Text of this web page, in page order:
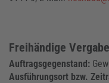
Freihändige
Auftragsgegenstand:
Ausführungsort bzw.